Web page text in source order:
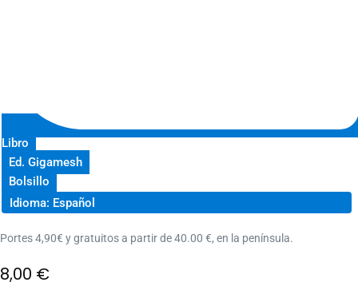
Libro
Ed. Gigamesh
Bolsillo
Idioma: Español
Portes 4,90€ y gratuitos a partir de 40.00 €, en la península.
8,00 €